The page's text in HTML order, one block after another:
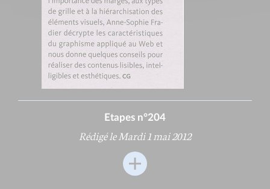
Etapes n°204
Rédigé le Mardi 1 mai 2012